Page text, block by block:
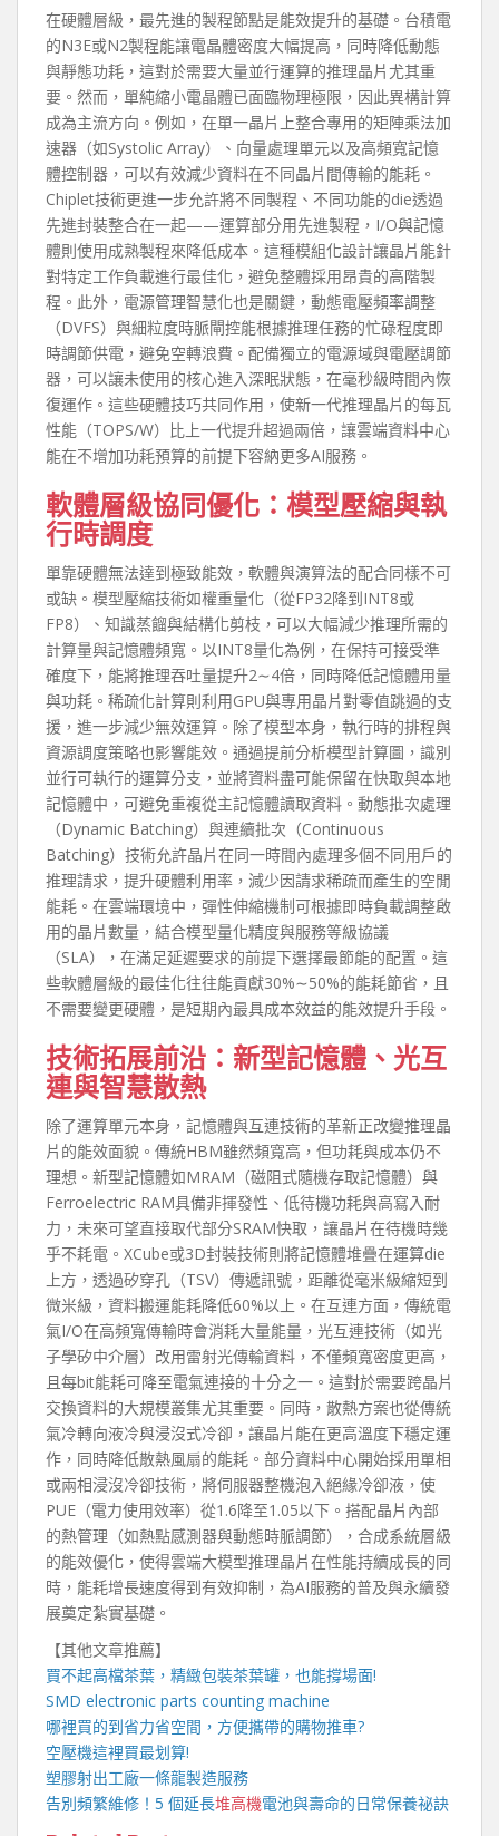
在硬體層級，最先進的製程節點是能效提升的基礎。台積電
的N3E或N2製程能讓電晶體密度大幅提高，同時降低動態
與靜態功耗，這對於需要大量並行運算的推理晶片尤其重
要。然而，單純縮小電晶體已面臨物理極限，因此異構計算
成為主流方向。例如，在單一晶片上整合專用的矩陣乘法加
速器（如Systolic Array）、向量處理單元以及高頻寬記憶
體控制器，可以有效減少資料在不同晶片間傳輸的能耗。
Chiplet技術更進一步允許將不同製程、不同功能的die透過
先進封裝整合在一起——運算部分用先進製程，I/O與記憶
體則使用成熟製程來降低成本。這種模組化設計讓晶片能針
對特定工作負載進行最佳化，避免整體採用昂貴的高階製
程。此外，電源管理智慧化也是關鍵，動態電壓頻率調整
（DVFS）與細粒度時脈閘控能根據推理任務的忙碌程度即
時調節供電，避免空轉浪費。配備獨立的電源域與電壓調節
器，可以讓未使用的核心進入深眠狀態，在毫秒級時間內恢
復運作。這些硬體技巧共同作用，使新一代推理晶片的每瓦
性能（TOPS/W）比上一代提升超過兩倍，讓雲端資料中心
能在不增加功耗預算的前提下容納更多AI服務。
軟體層級協同優化：模型壓縮與執
行時調度
單靠硬體無法達到極致能效，軟體與演算法的配合同樣不可
或缺。模型壓縮技術如權重量化（從FP32降到INT8或
FP8）、知識蒸餾與結構化剪枝，可以大幅減少推理所需的
計算量與記憶體頻寬。以INT8量化為例，在保持可接受準
確度下，能將推理吞吐量提升2∼4倍，同時降低記憶體用量
與功耗。稀疏化計算則利用GPU與專用晶片對零值跳過的支
援，進一步減少無效運算。除了模型本身，執行時的排程與
資源調度策略也影響能效。通過提前分析模型計算圖，識別
並行可執行的運算分支，並將資料盡可能保留在快取與本地
記憶體中，可避免重複從主記憶體讀取資料。動態批次處理
（Dynamic Batching）與連續批次（Continuous
Batching）技術允許晶片在同一時間內處理多個不同用戶的
推理請求，提升硬體利用率，減少因請求稀疏而產生的空閒
能耗。在雲端環境中，彈性伸縮機制可根據即時負載調整啟
用的晶片數量，結合模型量化精度與服務等級協議
（SLA），在滿足延遲要求的前提下選擇最節能的配置。這
些軟體層級的最佳化往往能貢獻30%∼50%的能耗節省，且
不需要變更硬體，是短期內最具成本效益的能效提升手段。
技術拓展前沿：新型記憶體、光互
連與智慧散熱
除了運算單元本身，記憶體與互連技術的革新正改變推理晶
片的能效面貌。傳統HBM雖然頻寬高，但功耗與成本仍不
理想。新型記憶體如MRAM（磁阻式隨機存取記憶體）與
Ferroelectric RAM具備非揮發性、低待機功耗與高寫入耐
力，未來可望直接取代部分SRAM快取，讓晶片在待機時幾
乎不耗電。XCube或3D封裝技術則將記憶體堆疊在運算die
上方，透過矽穿孔（TSV）傳遞訊號，距離從毫米級縮短到
微米級，資料搬運能耗降低60%以上。在互連方面，傳統電
氣I/O在高頻寬傳輸時會消耗大量能量，光互連技術（如光
子學矽中介層）改用雷射光傳輸資料，不僅頻寬密度更高，
且每bit能耗可降至電氣連接的十分之一。這對於需要跨晶片
交換資料的大規模叢集尤其重要。同時，散熱方案也從傳統
氣冷轉向液冷與浸沒式冷卻，讓晶片能在更高溫度下穩定運
作，同時降低散熱風扇的能耗。部分資料中心開始採用單相
或兩相浸沒冷卻技術，將伺服器整機泡入絕緣冷卻液，使
PUE（電力使用效率）從1.6降至1.05以下。搭配晶片內部
的熱管理（如熱點感測器與動態時脈調節），合成系統層級
的能效優化，使得雲端大模型推理晶片在性能持續成長的同
時，能耗增長速度得到有效抑制，為AI服務的普及與永續發
展奠定紮實基礎。
【其他文章推薦】
買不起高檔茶葉，精緻包裝茶葉罐 ，也能撐場面!
SMD electronic parts counting machine
哪裡買的到省力省空間，方便攜帶的購物推車?
空壓機這裡買最划算!
塑膠射出工廠一條龍製造服務
告別頻繁維修！5 個延長堆高機電池與壽命的日常保養祕訣